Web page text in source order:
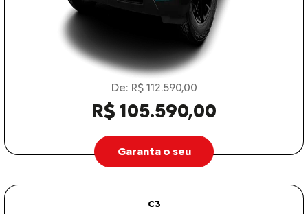
De: R$ 112.590,00
R$ 105.590,00
Garanta o seu
C3